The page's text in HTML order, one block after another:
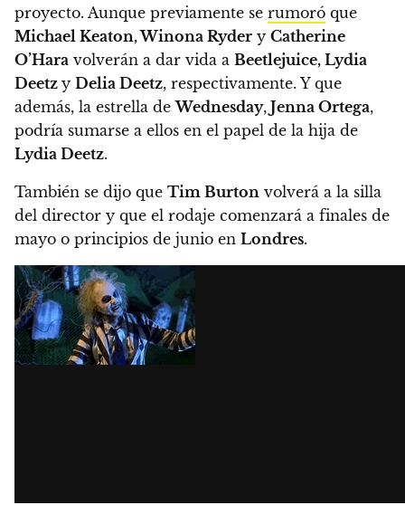
proyecto. Aunque previamente se rumoró que
Michael Keaton, Winona Ryder y Catherine
O’Hara volverán a dar vida a Beetlejuice, Lydia
Deetz y Delia Deetz, respectivamente. Y que
además, la estrella deWednesday, Jenna Ortega,
podría sumarse a ellos en el papel de la hija de
Lydia Deetz.
También se dijo que Tim Burton volverá a la silla
del director y que el rodaje comenzará a finales de
mayo o principios de junio en Londres.